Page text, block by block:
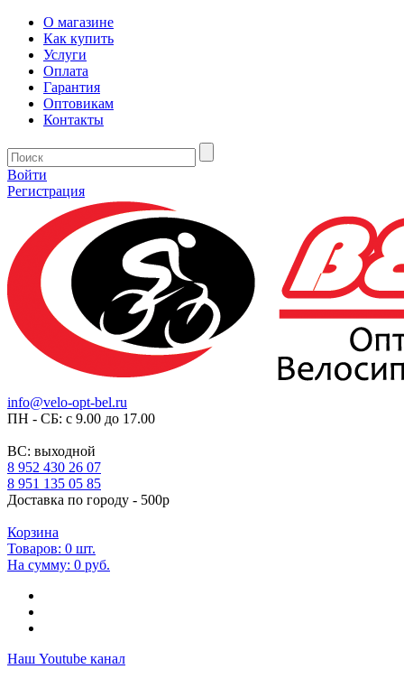
О магазине
Как купить
Услуги
Оплата
Гарантия
Оптовикам
Контакты
Войти
Регистрация
info@velo-opt-bel.ru
ПН - СБ: с 9.00 до 17.00
ВС: выходной
8 952 430 26 07
8 951 135 05 85
Доставка по городу - 500р
Корзина
Товаров: 0 шт.
На сумму: 0 руб.
Наш Youtube канал